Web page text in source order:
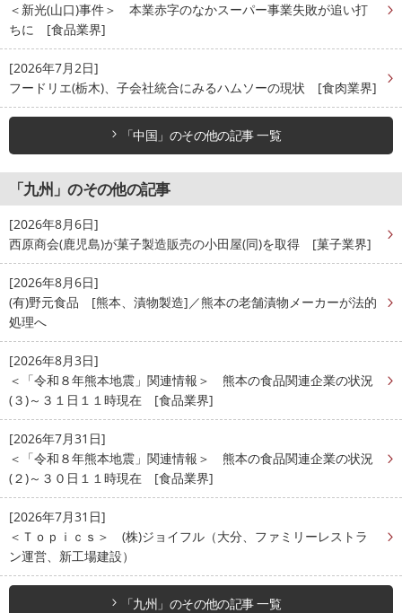
＜新光(山口)事件＞ 本業赤字のなかスーパー事業失敗が追い打
ちに [食品業界]
[2026年7月2日]
フードリエ(栃木)、子会社統合にみるハムソーの現状 [食肉業界]
「中国」のその他の記事 一覧
「九州」のその他の記事
[2026年8月6日]
西原商会(鹿児島)が菓子製造販売の小田屋(同)を取得 [菓子業界]
[2026年8月6日]
(有)野元食品 [熊本、漬物製造]／熊本の老舗漬物メーカーが法的
処理へ
[2026年8月3日]
＜「令和８年熊本地震」関連情報＞ 熊本の食品関連企業の状況
(３)～３１日１１時現在 [食品業界]
[2026年7月31日]
＜「令和８年熊本地震」関連情報＞ 熊本の食品関連企業の状況
(２)～３０日１１時現在 [食品業界]
[2026年7月31日]
＜Ｔｏｐｉｃｓ＞ (株)ジョイフル（大分、ファミリーレストラ
ン運営、新工場建設）
「九州」のその他の記事 一覧